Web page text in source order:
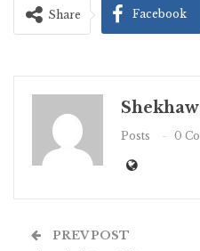
Share Facebook
Posts
0
PREV POST